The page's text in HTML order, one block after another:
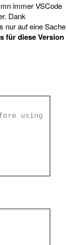
immer VSCode
Dank
nur auf eine Sache
für diese Version
using